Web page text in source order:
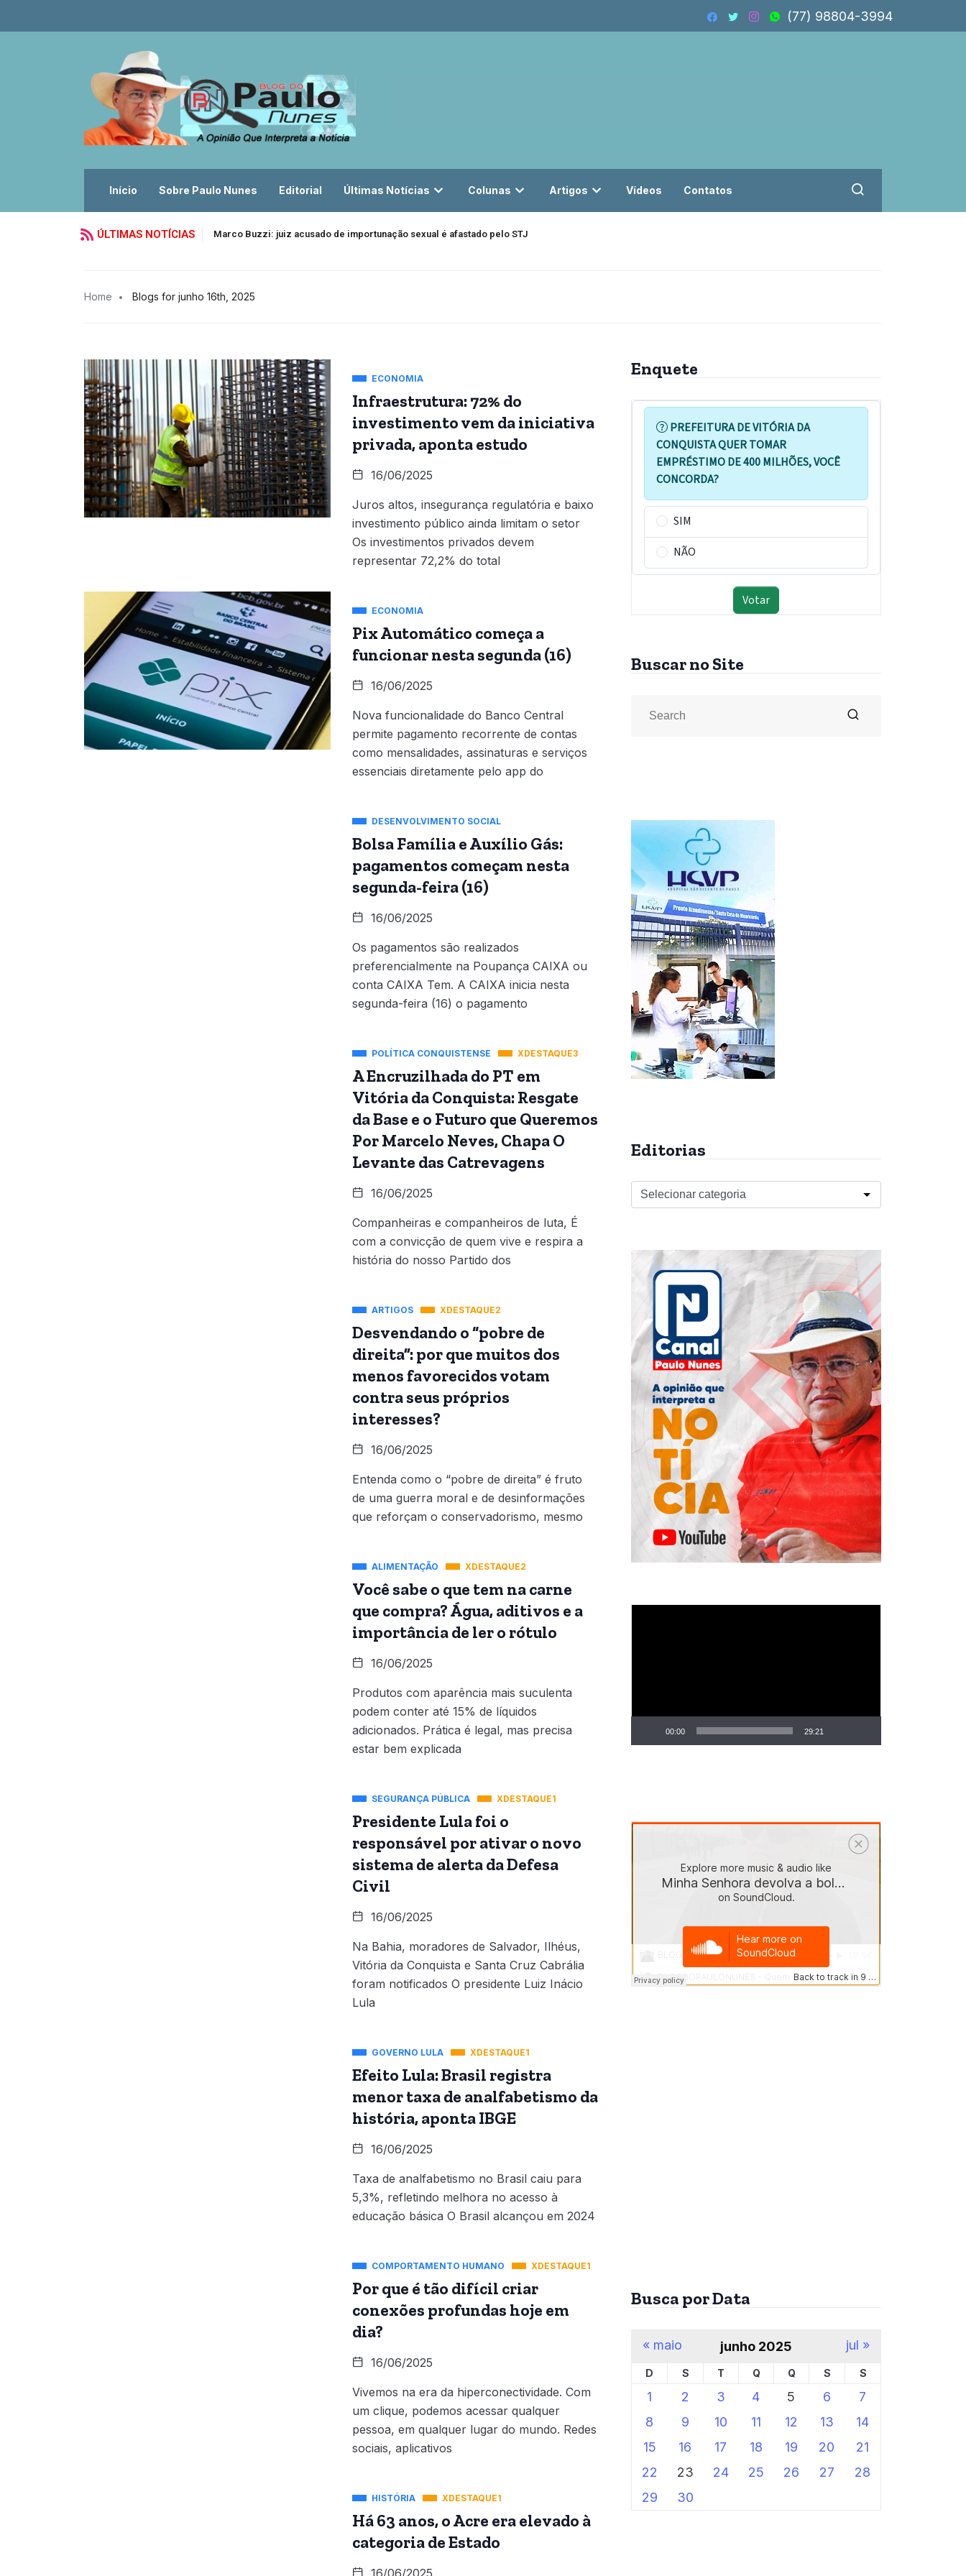
(77) 98804-3994
Início Sobre Paulo Nunes Editorial Últimas Notícias Colunas Artigos Vídeos Contatos
ÚLTIMAS NOTÍCIAS Marco Buzzi: juiz acusado de importunação sexual é afastado pelo STJ
Home Blogs for junho 16th, 2025
ECONOMIA
Infraestrutura: 72% do
investimento vem da iniciativa
privada, aponta estudo
16/06/2025
Juros altos, insegurança regulatória e baixo
investimento público ainda limitam o setor
Os investimentos privados devem
representar 72,2% do total
ECONOMIA
Pix Automático começa a
funcionar nesta segunda (16)
16/06/2025
Nova funcionalidade do Banco Central
permite pagamento recorrente de contas
como mensalidades, assinaturas e serviços
essenciais diretamente pelo app do
DESENVOLVIMENTO SOCIAL
Bolsa Família e Auxílio Gás:
pagamentos começam nesta
segunda-feira (16)
16/06/2025
Os pagamentos são realizados
preferencialmente na Poupança CAIXA ou
conta CAIXA Tem. A CAIXA inicia nesta
segunda-feira (16) o pagamento
POLÍTICA CONQUISTENSE XDESTAQUE3
A Encruzilhada do PT em
Vitória da Conquista: Resgate
da Base e o Futuro que Queremos
Por Marcelo Neves, Chapa O
Levante das Catrevagens
16/06/2025
Companheiras e companheiros de luta, É
com a convicção de quem vive e respira a
história do nosso Partido dos
ARTIGOS XDESTAQUE2
Desvendando o “pobre de
direita”: por que muitos dos
menos favorecidos votam
contra seus próprios
interesses?
16/06/2025
Entenda como o “pobre de direita” é fruto
de uma guerra moral e de desinformações
que reforçam o conservadorismo, mesmo
ALIMENTAÇÃO XDESTAQUE2
Você sabe o que tem na carne
que compra? Água, aditivos e a
importância de ler o rótulo
16/06/2025
Produtos com aparência mais suculenta
podem conter até 15% de líquidos
adicionados. Prática é legal, mas precisa
estar bem explicada
SEGURANÇA PÚBLICA XDESTAQUE1
Presidente Lula foi o
responsável por ativar o novo
sistema de alerta da Defesa
Civil
16/06/2025
Na Bahia, moradores de Salvador, Ilhéus,
Vitória da Conquista e Santa Cruz Cabrália
foram notificados O presidente Luiz Inácio
Lula
GOVERNO LULA XDESTAQUE1
Efeito Lula: Brasil registra
menor taxa de analfabetismo da
história, aponta IBGE
16/06/2025
Taxa de analfabetismo no Brasil caiu para
5,3%, refletindo melhora no acesso à
educação básica O Brasil alcançou em 2024
COMPORTAMENTO HUMANO XDESTAQUE1
Por que é tão difícil criar
conexões profundas hoje em
dia?
16/06/2025
Vivemos na era da hiperconectividade. Com
um clique, podemos acessar qualquer
pessoa, em qualquer lugar do mundo. Redes
sociais, aplicativos
HISTÓRIA XDESTAQUE1
Há 63 anos, o Acre era elevado à
categoria de Estado
16/06/2025
Enquete
Buscar no Site
Editorias
00:00 29:21
Busca por Data
junho 2025
D S T Q Q S S
1 2 3 4 5 6
7
8
9 10 11 12 13
14
15
16 17 18 19 20
21
22
23 24 25 26 27
28
29
30
« maio jul »